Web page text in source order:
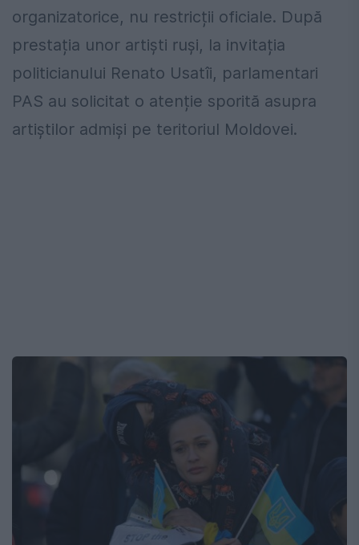
organizatorice, nu restricții oficiale. După
prestația unor artiști ruși, la invitația
politicianului Renato Usatîi, parlamentari
PAS au solicitat o atenție sporită asupra
artiștilor admiși pe teritoriul Moldovei.